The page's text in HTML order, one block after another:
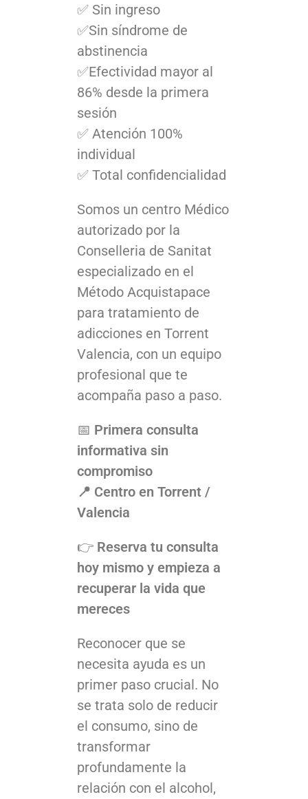
✅ Sin ingreso
✅Sin síndrome de
abstinencia
✅Efectividad mayor al
86% desde la primera
sesión
✅ Atención 100%
individual
✅ Total confidencialidad
Somos un centro Médico
autorizado por la
Conselleria de Sanitat
especializado en el
Método Acquistapace
para tratamiento de
adicciones en Torrent
Valencia, con un equipo
profesional que te
acompaña paso a paso.
📅 Primera consulta
informativa sin
compromiso
📍 Centro en Torrent /
Valencia
👉Reserva tu consulta
hoy mismo y empieza a
recuperar la vida que
mereces
Reconocer que se
necesita ayuda es un
primer paso crucial. No
se trata solo de reducir
el consumo, sino de
transformar
profundamente la
relación con el alcohol,